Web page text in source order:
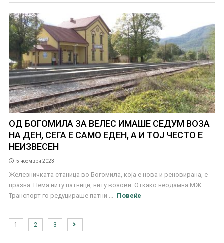
ОД БОГОМИЛА ЗА ВЕЛЕС ИМАШЕ СЕДУМ ВОЗА
НА ДЕН, СЕГА Е САМО ЕДЕН, А И ТОЈ ЧЕСТО Е
НЕИЗВЕСЕН
5 ноември 2023
Железничката станица во Богомила, која е нова и реновирана, е
празна. Нема ниту патници, ниту возови. Откако неодамна МЖ
Транспорт го редуцираше патни ...
Повеќе
1 2 3